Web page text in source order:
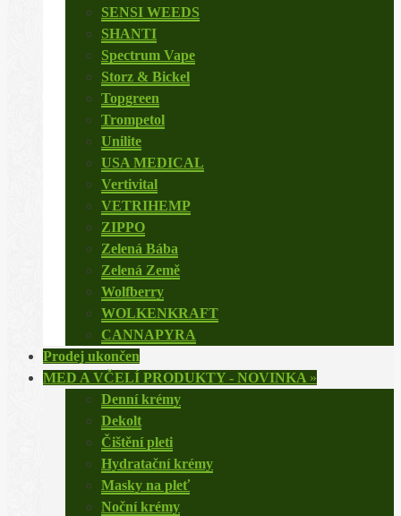
SENSI WEEDS
SHANTI
Spectrum Vape
Storz & Bickel
Topgreen
Trompetol
Unilite
USA MEDICAL
Vertivital
VETRIHEMP
ZIPPO
Zelená Bába
Zelená Země
Wolfberry
WOLKENKRAFT
CANNAPYRA
Prodej ukončen
MED A VČELÍ PRODUKTY - NOVINKA »
Denní krémy
Dekolt
Čištění pleti
Hydratační krémy
Masky na pleť
Noční krémy